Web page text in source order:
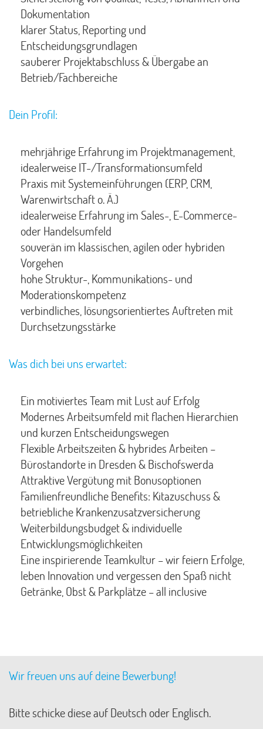
Dokumentation
klarer Status, Reporting und
Entscheidungsgrundlagen
sauberer Projektabschluss & Übergabe an
Betrieb/Fachbereiche
Dein Profil:
mehrjährige Erfahrung im Projektmanagement,
idealerweise IT-/Transformationsumfeld
Praxis mit Systemeinführungen (ERP, CRM,
Warenwirtschaft o. Ä.)
idealerweise Erfahrung im Sales-, E-Commerce-
oder Handelsumfeld
souverän im klassischen, agilen oder hybriden
Vorgehen
hohe Struktur-, Kommunikations- und
Moderationskompetenz
verbindliches, lösungsorientiertes Auftreten mit
Durchsetzungsstärke
Was dich bei uns erwartet:
Ein motiviertes Team mit Lust auf Erfolg
Modernes Arbeitsumfeld mit flachen Hierarchien
und kurzen Entscheidungswegen
Flexible Arbeitszeiten & hybrides Arbeiten –
Bürostandorte in Dresden & Bischofswerda
Attraktive Vergütung mit Bonusoptionen
Familienfreundliche Benefits: Kitazuschuss &
betriebliche Krankenzusatzversicherung
Weiterbildungsbudget & individuelle
Entwicklungsmöglichkeiten
Eine inspirierende Teamkultur – wir feiern Erfolge,
leben Innovation und vergessen den Spaß nicht
Getränke, Obst & Parkplätze – all inclusive
Wir freuen uns auf deine Bewerbung!
Bitte schicke diese auf Deutsch oder Englisch.